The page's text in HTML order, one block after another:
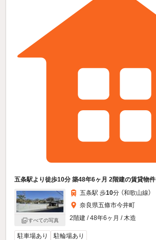
五条駅より徒歩10分 築48年6ヶ月 2階建の賃貸物件
すべての写真
五条駅 歩10分 （和歌山線）
奈良県五條市今井町
2階建 / 48年6ヶ月 / 木造
駐車場あり 駐輪場あり